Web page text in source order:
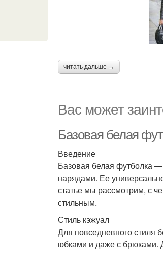
читать дальше →
Вас может
Базовая белая
Введение
Базовая белая футболка
нарядами. Ее
статье мы рассмотрим, с
стильным.
Стиль кэжуал
Для повседневного стиля
юбками и даже с брюками.